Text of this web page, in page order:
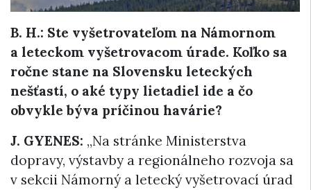
B. H.: Ste vyšetrovateľom na Námornom
a leteckom vyšetrovacom úrade. Koľko sa
ročne stane na Slovensku leteckých
nešťastí, o aké typy lietadiel ide a čo
obvykle býva príčinou havárie?
J. GYENES: „Na stránke Ministerstva
dopravy, výstavby a regionálneho rozvoja sa
v sekcii Námorný a letecký vyšetrovací úrad